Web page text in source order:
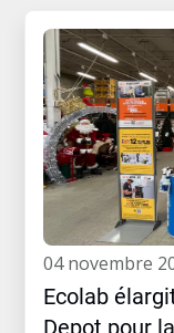
04 novembre
Ecolab